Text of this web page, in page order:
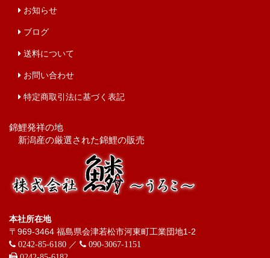
お知らせ
ブログ
送料について
お問い合わせ
特定商取引法に基づく表記
錦鯉発祥の地
新潟産の厳選された錦鯉の販売
本社所在地
〒969-3464 福島県会津若松市河東町工業団地1-2
0242-85-6180 ／
090-3067-1151